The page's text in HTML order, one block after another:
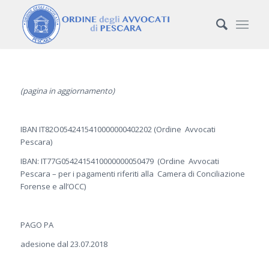
(pagina in aggiornamento)
IBAN IT82O0542415410000000402202 (Ordine Avvocati
Pescara)
IBAN: IT77G0542415410000000050479 (Ordine Avvocati
Pescara – per i pagamenti riferiti alla Camera di Conciliazione
Forense e all’OCC)
PAGO PA
adesione dal 23.07.2018